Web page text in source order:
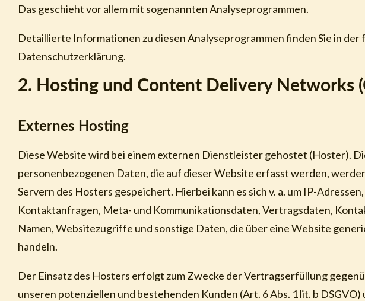
Das geschieht vor allem mit sogenannten Analyseprogrammen.
Detaillierte Informationen zu diesen Analyseprogrammen finden Sie in der
Datenschutzerklärung.
2. Hosting und Content Delivery Networks
Externes Hosting
Diese Website wird bei einem externen Dienstleister gehostet (Hoster).
personenbezogenen Daten, die auf dieser Website erfasst werden,
Servern des Hosters gespeichert. Hierbei kann es sich v. a. um IP-Adressen,
Kontaktanfragen, Meta- und Kommunikationsdaten, Vertragsdaten,
Namen, Websitezugriffe und sonstige Daten, die über eine Website
handeln.
Der Einsatz des Hosters erfolgt zum Zwecke der Vertragserfüllung
unseren potenziellen und bestehenden Kunden (Art. 6 Abs. 1 lit. b DSGVO)